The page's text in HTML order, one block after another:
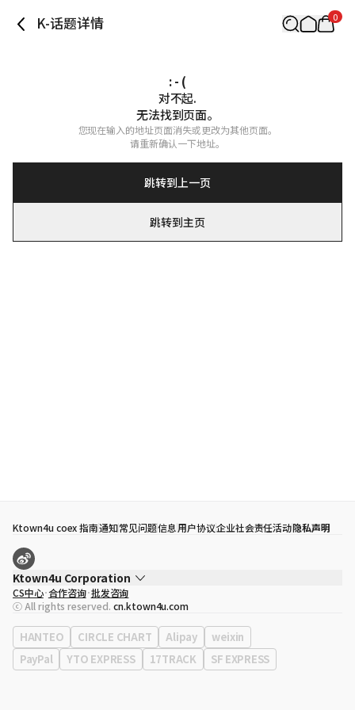
K-话题详情 0
: - (
对不起.
无法找到页面。
您现在输入的地址页面消失或更改为其他页面。
请重新确认一下地址。
跳转到上一页
跳转到主页
Ktown4u coex 指南通知常见问题信息用户协议企业社会责任活动隐私声明
Ktown4u Corporation
代表
宋効珉
营业执照 120-87-71116
公司地址 首尔特别市 江南区 岭东大路 513号 3楼 （三成洞， coex)
CS中心 合作咨询 批发咨询
ⓒ All rights reserved. cn.ktown4u.com
HANTEO CIRCLE CHART Alipay
weixin
PayPal
YTO EXPRESS 17TRACK SF EXPRESS